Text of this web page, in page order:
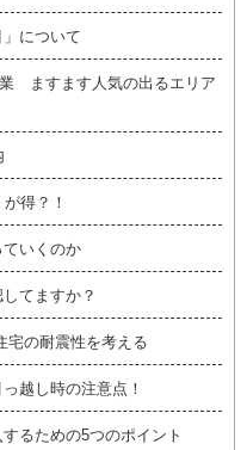
について
業 ますます人気の出るエリア
得？！
いくのか
てますか？
の耐震性を考える
越し時の注意点！
るための5つのポイント